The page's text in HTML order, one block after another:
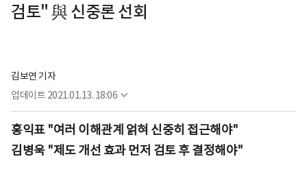
검토" 與 신중론 선회
김보연 기자
업데이트 2021.01.13. 18:06
홍익표 "여러 이해관계 얽혀 신중히 접근해야"
김병욱 "제도 개선 효과 먼저 검토 후 결정해야"